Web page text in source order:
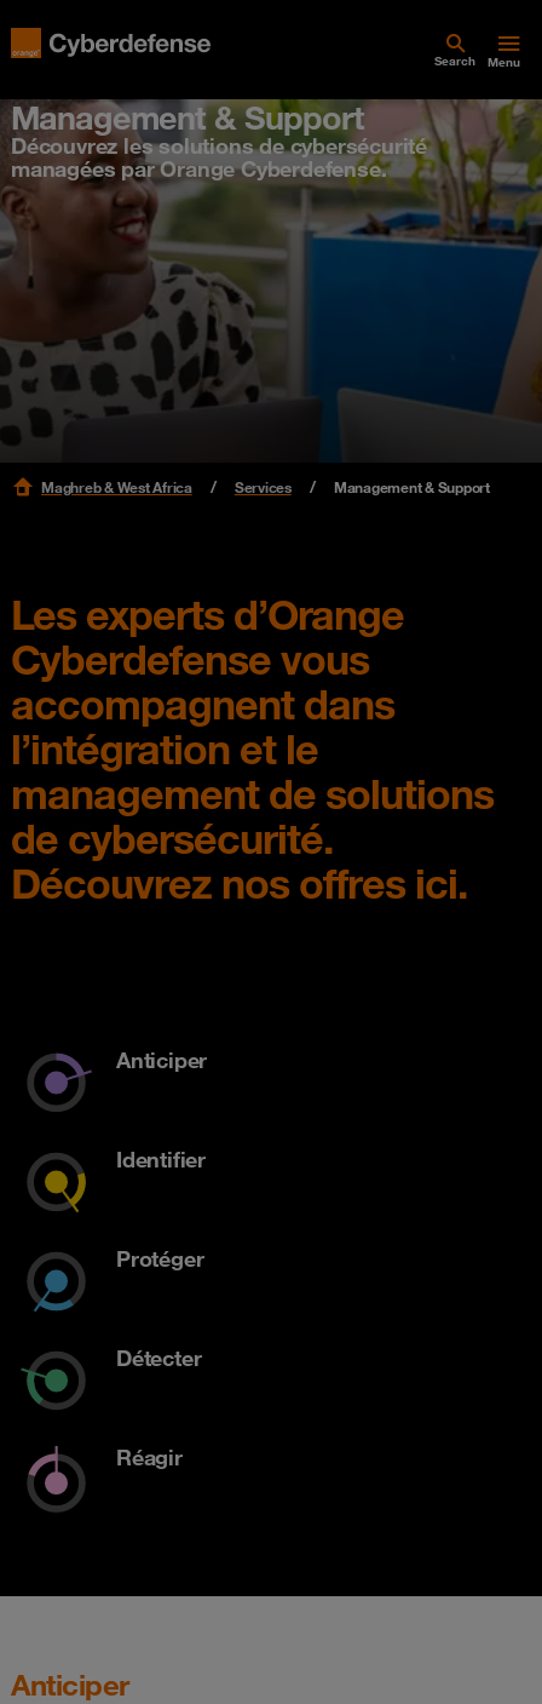
Search Menu
Management & Support
Découvrez les solutions de cybersécurité
managées par Orange Cyberdefense.
Maghreb & West Africa Services Management & Support
Les experts d’Orange
Cyberdefense vous
accompagnent dans
l’intégration et le
management de solutions
de cybersécurité.
Découvrez nos offres ici.
Anticiper
Identifier
Protéger
Détecter
Réagir
Anticiper